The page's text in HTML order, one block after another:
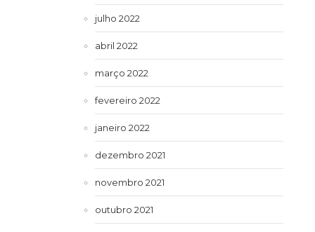
julho 2022
abril 2022
março 2022
fevereiro 2022
janeiro 2022
dezembro 2021
novembro 2021
outubro 2021